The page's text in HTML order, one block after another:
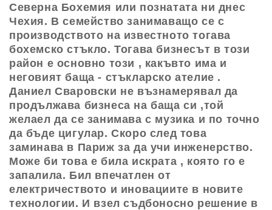
Северна Бохемия или познатата ни днес
Чехия. В семейство занимаващо се с
производството на известното тогава
бохемско стъкло. Тогава бизнесът в този
район е основно този , какъвто има и
неговият баща - стъкларско ателие .
Даниел Сваровски не възнамерявал да
продължава бизнеса на баща си ,той
желаел да се занимава с музика и по точно
да бъде цигулар. Скоро след това
заминава в Париж за да учи инженерство.
Може би това е била искрата , която го е
запалила. Бил впечатлен от
електричеството и иновациите в новите
технологии. И взел съдбоносно решение в